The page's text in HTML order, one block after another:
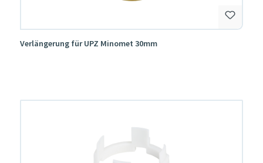
Verlängerung für UPZ Minomet 30mm